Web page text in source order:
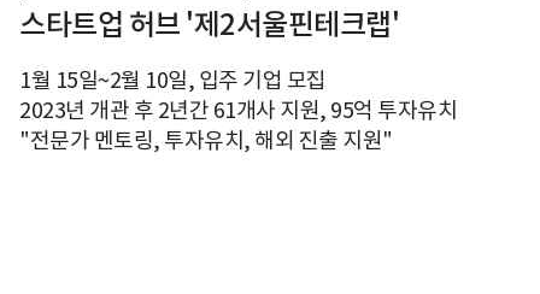
스타트업 허브 '제2서울핀테크랩'
1월 15일~2월 10일, 입주 기업 모집
2023년 개관 후 2년간 61개사 지원, 95억 투자유치
"전문가 멘토링, 투자유치, 해외 진출 지원"